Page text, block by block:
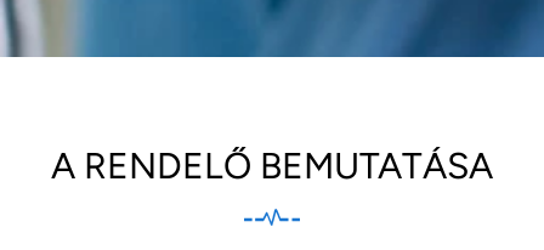
A RENDELŐ BEMUTATÁSA